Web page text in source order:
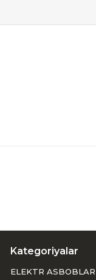
Kategoriyalar
ELEKTR ASBOBLAR